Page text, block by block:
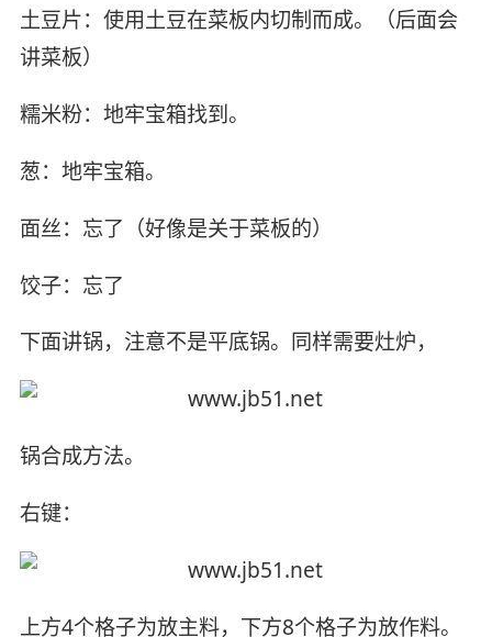
土豆片：使用土豆在菜板内切制而成。（后面会
讲菜板）
糯米粉：地牢宝箱找到。
葱：地牢宝箱。
面丝：忘了（好像是关于菜板的）
饺子：忘了
下面讲锅，注意不是平底锅。同样需要灶炉，
锅合成方法。
右键：
上方4个格子为放主料，下方8个格子为放作料。